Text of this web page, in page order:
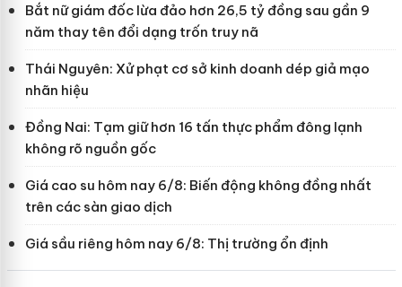
Bắt nữ giám đốc lừa đảo hơn 26,5 tỷ đồng sau gần 9
năm thay tên đổi dạng trốn truy nã
Thái Nguyên: Xử phạt cơ sở kinh doanh dép giả mạo
nhãn hiệu
Đồng Nai: Tạm giữ hơn 16 tấn thực phẩm đông lạnh
không rõ nguồn gốc
Giá cao su hôm nay 6/8: Biến động không đồng nhất
trên các sàn giao dịch
Giá sầu riêng hôm nay 6/8: Thị trường ổn định